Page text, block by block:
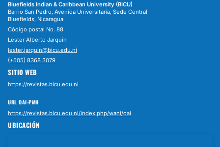
Bluefields Indian & Caribbean University (BICU)
Barrio San Pedro, Avenida Universitaria, Sede Central
Bluefields, Nicaragua
Código postal No. 88
Lester Alberto Jarquín
lester.jarquin@bicu.edu.ni
(+505) 8368 3079
SITIO WEB
https://revistas.bicu.edu.ni
URL OAI-PMH
https://revistas.bicu.edu.ni/index.php/wani/oai
UBICACIÓN